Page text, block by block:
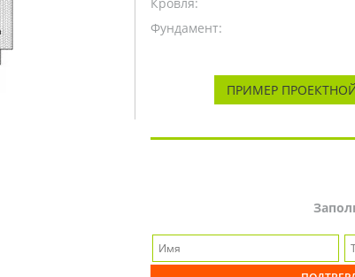
Фундамент:
ПРИМЕР